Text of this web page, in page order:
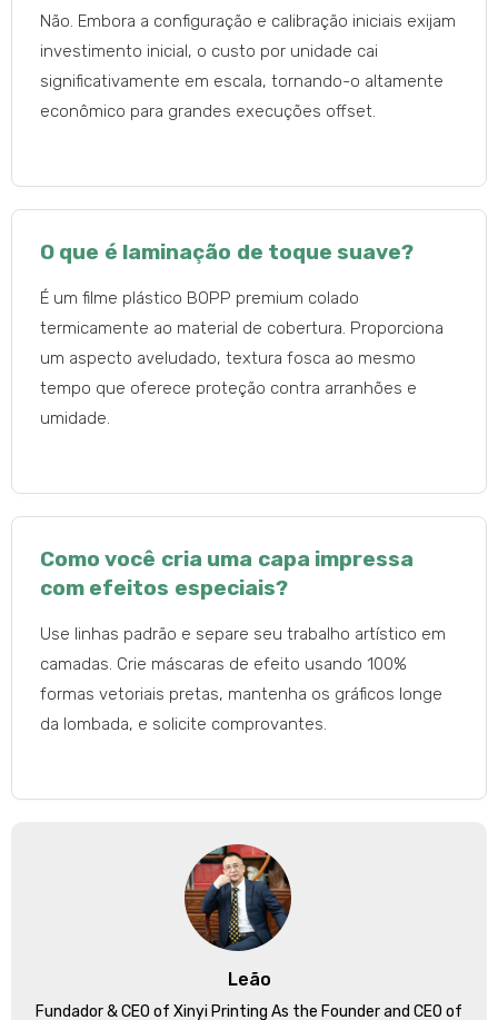
Não. Embora a configuração e calibração iniciais exijam
investimento inicial, o custo por unidade cai
significativamente em escala, tornando-o altamente
econômico para grandes execuções offset.
O que é laminação de toque suave?
É um filme plástico BOPP premium colado
termicamente ao material de cobertura. Proporciona
um aspecto aveludado, textura fosca ao mesmo
tempo que oferece proteção contra arranhões e
umidade.
Como você cria uma capa impressa
com efeitos especiais?
Use linhas padrão e separe seu trabalho artístico em
camadas. Crie máscaras de efeito usando 100%
formas vetoriais pretas, mantenha os gráficos longe
da lombada, e solicite comprovantes.
Leão
Fundador &CEO of Xinyi Printing As the Founder and CEO of